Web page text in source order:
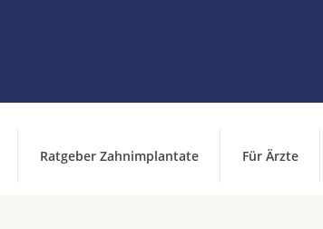
Ratgeber Zahnimplantate Für Ärzte